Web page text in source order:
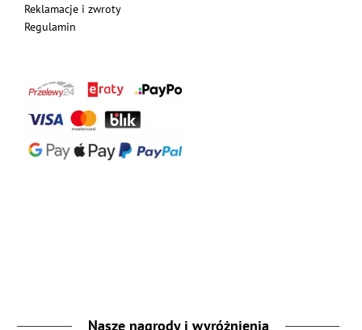
Reklamacje i zwroty
Regulamin
Nasze nagrody i wyróżnienia